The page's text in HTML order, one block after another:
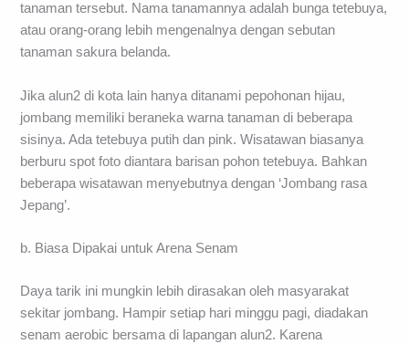
tanaman tersebut. Nama tanamannya adalah bunga tetebuya,
atau orang-orang lebih mengenalnya dengan sebutan
tanaman sakura belanda.
Jika alun2 di kota lain hanya ditanami pepohonan hijau,
jombang memiliki beraneka warna tanaman di beberapa
sisinya. Ada tetebuya putih dan pink. Wisatawan biasanya
berburu spot foto diantara barisan pohon tetebuya. Bahkan
beberapa wisatawan menyebutnya dengan ‘Jombang rasa
Jepang’.
b. Biasa Dipakai untuk Arena Senam
Daya tarik ini mungkin lebih dirasakan oleh masyarakat
sekitar jombang. Hampir setiap hari minggu pagi, diadakan
senam aerobic bersama di lapangan alun2. Karena